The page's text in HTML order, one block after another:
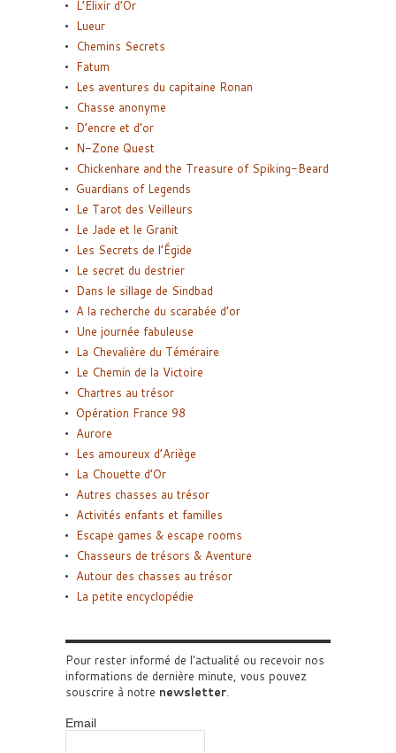
L’Elixir d’Or
Lueur
Chemins Secrets
Fatum
Les aventures du capitaine Ronan
Chasse anonyme
D’encre et d’or
N-Zone Quest
Chickenhare and the Treasure of Spiking-Beard
Guardians of Legends
Le Tarot des Veilleurs
Le Jade et le Granit
Les Secrets de l’Égide
Le secret du destrier
Dans le sillage de Sindbad
A la recherche du scarabée d’or
Une journée fabuleuse
La Chevalière du Téméraire
Le Chemin de la Victoire
Chartres au trésor
Opération France 98
Aurore
Les amoureux d’Ariège
La Chouette d’Or
Autres chasses au trésor
Activités enfants et familles
Escape games & escape rooms
Chasseurs de trésors & Aventure
Autour des chasses au trésor
La petite encyclopédie
Pour rester informé de l'actualité ou recevoir nos
informations de dernière minute, vous pouvez
souscrire à notre newsletter.
Email